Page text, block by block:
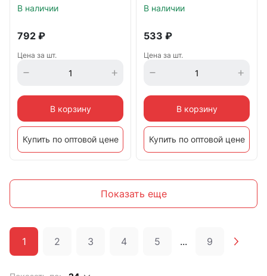
В наличии
792 ₽
Цена за шт.
В корзину
Купить по оптовой цене
В наличии
533 ₽
Цена за шт.
В корзину
Купить по оптовой цене
Показать еще
1 2 3 4 5 ... 9